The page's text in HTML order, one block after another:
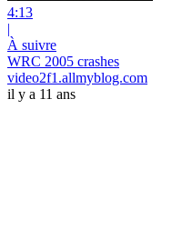
4:13
|
À suivre
WRC 2005 crashes
video2f1.allmyblog.com
il y a 11 ans